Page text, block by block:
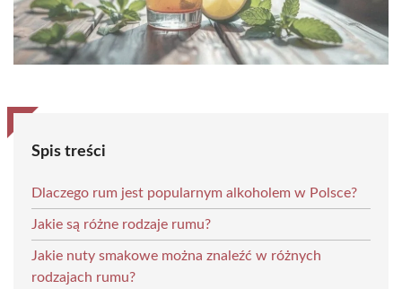
Spis treści
Dlaczego rum jest popularnym alkoholem w Polsce?
Jakie są różne rodzaje rumu?
Jakie nuty smakowe można znaleźć w różnych
rodzajach rumu?